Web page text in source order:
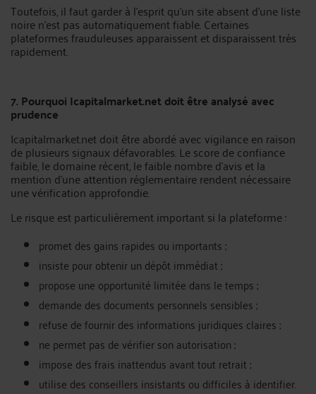
Toutefois, il faut garder à l’esprit qu’un site absent d’une liste
noire n’est pas automatiquement fiable. Certaines
plateformes frauduleuses apparaissent et disparaissent très
rapidement.
7. Pourquoi Icapitalmarket.net doit être analysé avec
prudence
Icapitalmarket.net doit être abordé avec vigilance en raison
de plusieurs signaux défavorables. Le score de confiance
faible, le domaine récent, le faible nombre d’avis et la
mention d’une attention réglementaire rendent nécessaire
une vérification approfondie.
Le risque est particulièrement important si la plateforme :
promet des gains rapides ou importants ;
insiste pour obtenir un dépôt immédiat ;
propose une opportunité limitée dans le temps ;
demande des documents personnels sensibles ;
refuse de fournir des informations juridiques claires ;
ne permet pas de vérifier son autorisation ;
impose des frais inattendus avant tout retrait ;
utilise des conseillers insistants ou difficiles à identifier.